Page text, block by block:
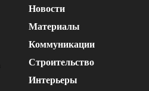
Новости
Материалы
Коммуникации
Строительство
Интерьеры